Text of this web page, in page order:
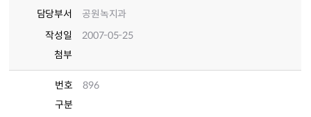
담당부서
공원녹지과
작성일
2007-05-25
첨부
번호
896
구분